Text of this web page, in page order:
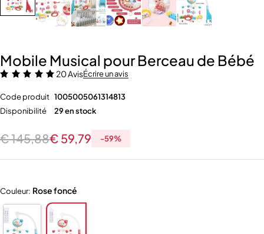
Mobile Musical pour Berceau de Bébé
20 AvisÉcrire un avis
Code produit 1005005061314813
Disponibilité
29 en stock
€145,88€ 59,79 -59%
Couleur: Rose foncé